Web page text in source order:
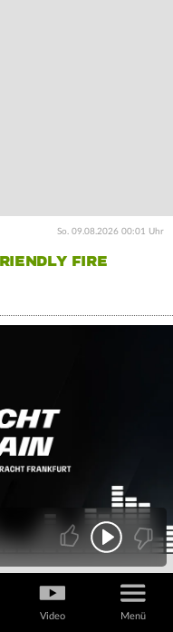
So. 09.08.2026 00:01 Uhr
FIRE
Video Menü